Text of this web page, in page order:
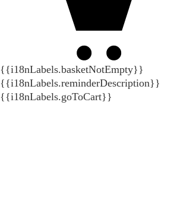
{{i18nLabels.basketNotEmpty}}
{{i18nLabels.reminderDescription}}
{{i18nLabels.goToCart}}